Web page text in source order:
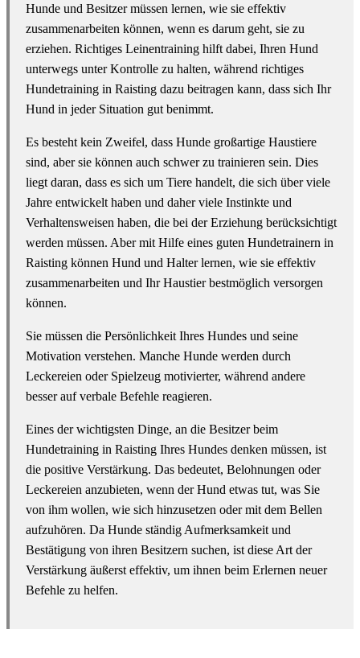
Hunde und Besitzer müssen lernen, wie sie effektiv
zusammenarbeiten können, wenn es darum geht, sie zu
erziehen. Richtiges Leinentraining hilft dabei, Ihren Hund
unterwegs unter Kontrolle zu halten, während richtiges
Hundetraining in Raisting dazu beitragen kann, dass sich Ihr
Hund in jeder Situation gut benimmt.
Es besteht kein Zweifel, dass Hunde großartige Haustiere
sind, aber sie können auch schwer zu trainieren sein. Dies
liegt daran, dass es sich um Tiere handelt, die sich über viele
Jahre entwickelt haben und daher viele Instinkte und
Verhaltensweisen haben, die bei der Erziehung berücksichtigt
werden müssen. Aber mit Hilfe eines guten Hundetrainern in
Raisting können Hund und Halter lernen, wie sie effektiv
zusammenarbeiten und Ihr Haustier bestmöglich versorgen
können.
Sie müssen die Persönlichkeit Ihres Hundes und seine
Motivation verstehen. Manche Hunde werden durch
Leckereien oder Spielzeug motivierter, während andere
besser auf verbale Befehle reagieren.
Eines der wichtigsten Dinge, an die Besitzer beim
Hundetraining in Raisting Ihres Hundes denken müssen, ist
die positive Verstärkung. Das bedeutet, Belohnungen oder
Leckereien anzubieten, wenn der Hund etwas tut, was Sie
von ihm wollen, wie sich hinzusetzen oder mit dem Bellen
aufzuhören. Da Hunde ständig Aufmerksamkeit und
Bestätigung von ihren Besitzern suchen, ist diese Art der
Verstärkung äußerst effektiv, um ihnen beim Erlernen neuer
Befehle zu helfen.